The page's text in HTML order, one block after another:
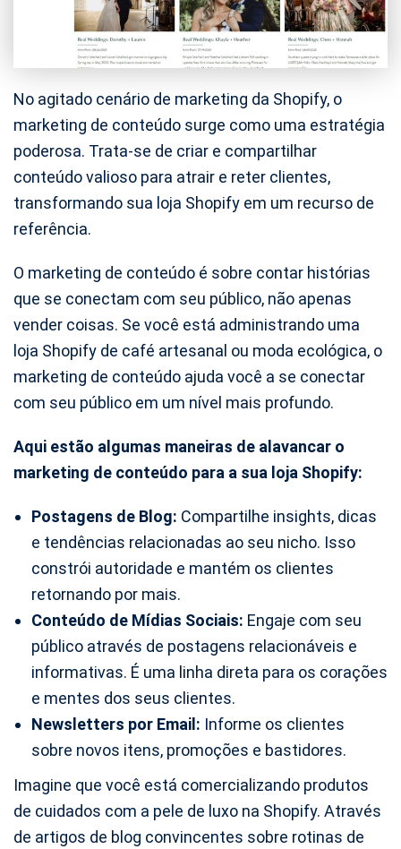
No agitado cenário de marketing da Shopify, o
marketing de conteúdo surge como uma estratégia
poderosa. Trata-se de criar e compartilhar
conteúdo valioso para atrair e reter clientes,
transformando sua loja Shopify em um recurso de
referência.
O marketing de conteúdo é sobre contar histórias
que se conectam com seu público, não apenas
vender coisas. Se você está administrando uma
loja Shopify de café artesanal ou moda ecológica, o
marketing de conteúdo ajuda você a se conectar
com seu público em um nível mais profundo.
Aqui estão algumas maneiras de alavancar o
marketing de conteúdo para a sua loja Shopify:
Postagens de Blog: Compartilhe insights, dicas
e tendências relacionadas ao seu nicho. Isso
constrói autoridade e mantém os clientes
retornando por mais.
Conteúdo de Mídias Sociais: Engaje com seu
público através de postagens relacionáveis e
informativas. É uma linha direta para os corações
e mentes dos seus clientes.
Newsletters por Email: Informe os clientes
sobre novos itens, promoções e bastidores.
Imagine que você está comercializando produtos
de cuidados com a pele de luxo na Shopify. Através
de artigos de blog convincentes sobre rotinas de